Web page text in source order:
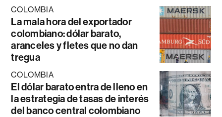
COLOMBIA
La mala hora del exportador
colombiano: dólar barato,
aranceles y fletes que no dan
tregua
COLOMBIA
El dólar barato entra de lleno en
la estrategia de tasas de interés
del banco central colombiano